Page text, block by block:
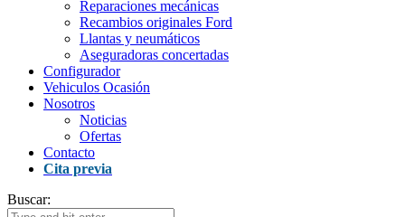
Reparaciones mecánicas
Recambios originales Ford
Llantas y neumáticos
Aseguradoras concertadas
Configurador
Vehiculos Ocasión
Nosotros
Noticias
Ofertas
Contacto
Cita previa
Buscar: